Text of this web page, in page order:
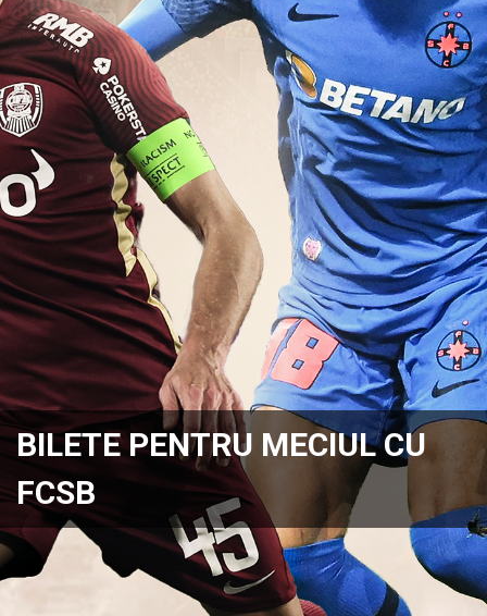
BILETE PENTRU MECIUL CU
FCSB